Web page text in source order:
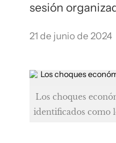
sesión
21 de junio de 2024
Los choques
identificados como